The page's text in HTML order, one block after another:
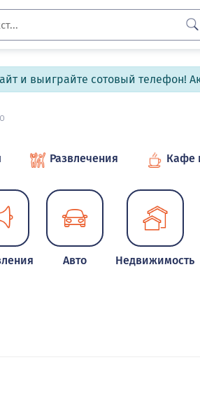
и выиграйте сотовый телефон!
Развлечения Кафе
Авто Недвижимость